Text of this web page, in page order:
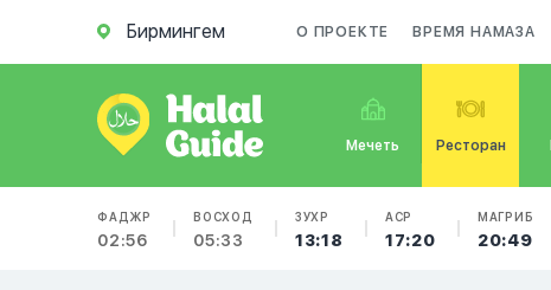
Бирмингем О ПРОЕКТЕ ВРЕМЯ НАМАЗА
Мечеть Ресторан
ФАДЖР
02:56
ВОСХОД
05:33
ЗУХР
13:18
АСР
17:20
МАГРИБ
20:49